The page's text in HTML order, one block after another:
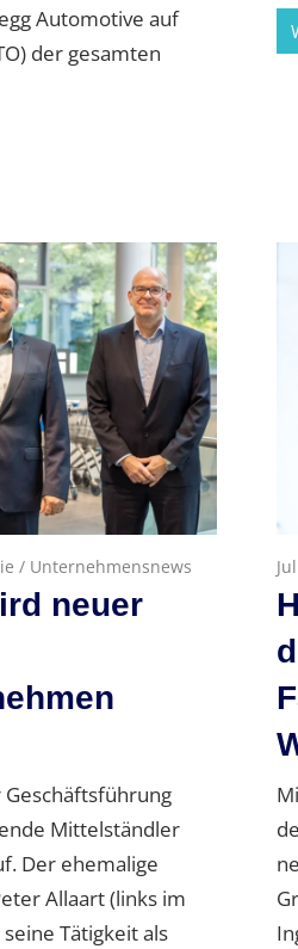
Automotive auf
der gesamten
/ Unternehmensnews
neuer
Mittelständler
Der ehemalige
Allaart (links im
Tätigkeit als